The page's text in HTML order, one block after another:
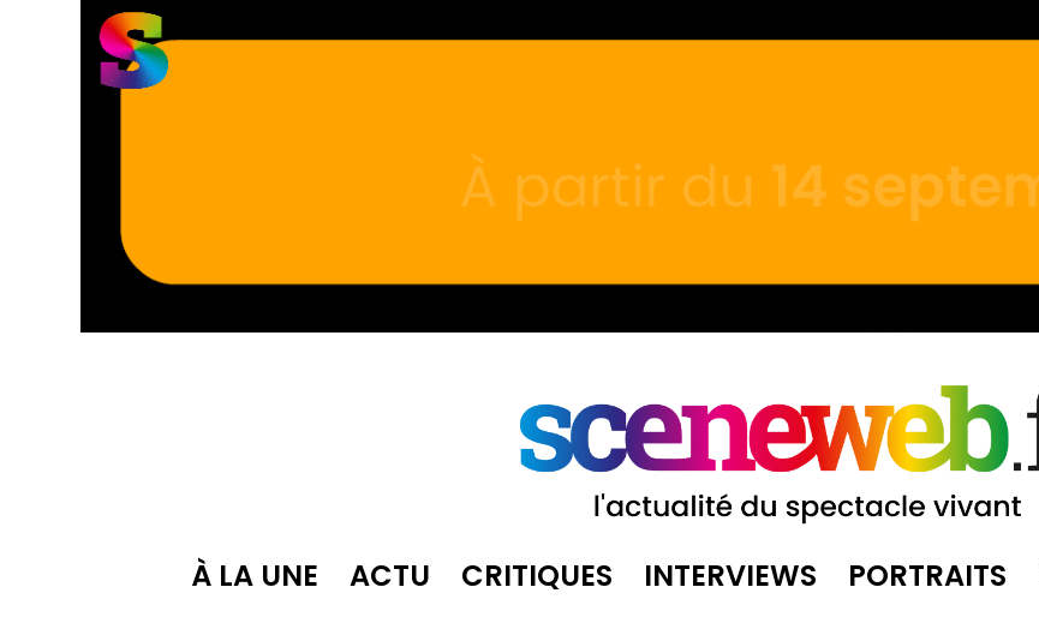
À LA UNE ACTU CRITIQUES INTERVIEWS PORTRAITS